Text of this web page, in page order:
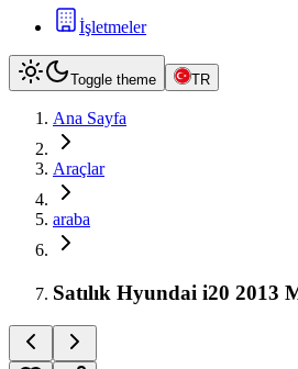
İşletmeler
Toggle theme TR
Ana Sayfa
Araçlar
araba
Satılık Hyundai i20 2013